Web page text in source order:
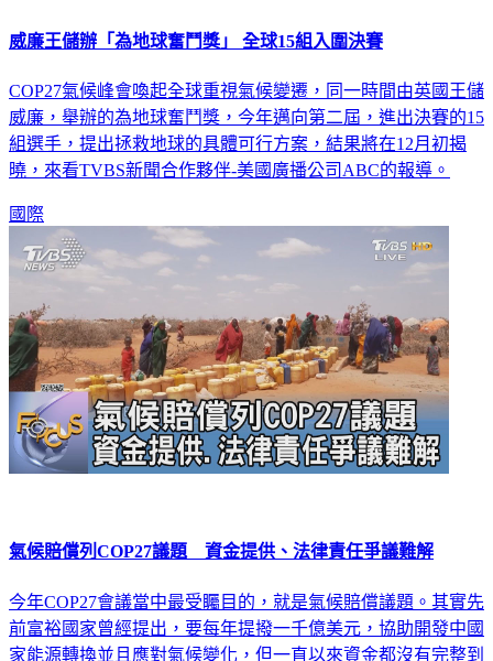
威廉王儲辦「為地球奮鬥獎」 全球15組入圍決賽
COP27氣候峰會喚起全球重視氣候變遷，同一時間由英國王儲
威廉，舉辦的為地球奮鬥獎，今年邁向第二屆，進出決賽的15
組選手，提出拯救地球的具體可行方案，結果將在12月初揭
曉，來看TVBS新聞合作夥伴-美國廣播公司ABC的報導。
國際
氣候賠償列COP27議題 資金提供、法律責任爭議難解
今年COP27會議當中最受矚目的，就是氣候賠償議題。其實先
前富裕國家曾經提出，要每年提撥一千億美元，協助開發中國
家能源轉換並且應對氣候變化，但一直以來資金都沒有完整到